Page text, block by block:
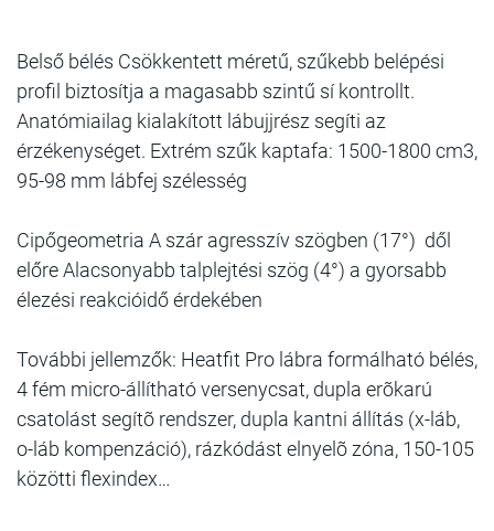
Belső bélés Csökkentett méretű, szűkebb belépési
profil biztosítja a magasabb szintű sí kontrollt.
Anatómiailag kialakított lábujjrész segíti az
érzékenységet. Extrém szűk kaptafa: 1500-1800 cm3,
95-98 mm lábfej szélesség
Cipőgeometria A szár agresszív szögben (17°) dől
előre Alacsonyabb talplejtési szög (4°) a gyorsabb
élezési reakcióidő érdekében
További jellemzők: Heatfit Pro lábra formálható bélés,
4 fém micro-állítható versenycsat, dupla erõkarú
csatolást segítõ rendszer, dupla kantni állítás (x-láb,
o-láb kompenzáció), rázkódást elnyelõ zóna, 150-105
közötti flexindex…